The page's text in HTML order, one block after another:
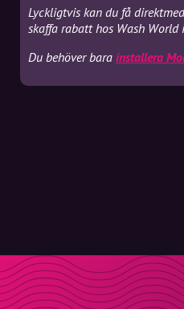
Lyckligtvis kan du få
skaffa rabatt hos Wash World
Du behöver bara installera